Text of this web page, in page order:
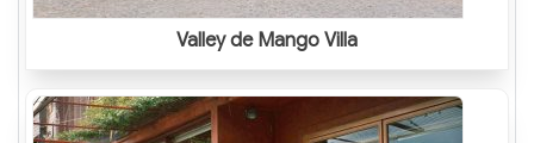
Valley de Mango Villa